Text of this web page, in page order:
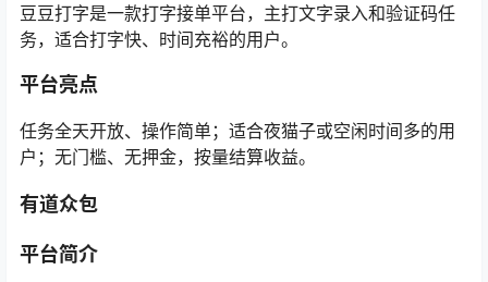
豆豆打字是一款打字接单平台，主打文字录入和验证码任
务，适合打字快、时间充裕的用户。
平台亮点
任务全天开放、操作简单；适合夜猫子或空闲时间多的用
户；无门槛、无押金，按量结算收益。
有道众包
平台简介